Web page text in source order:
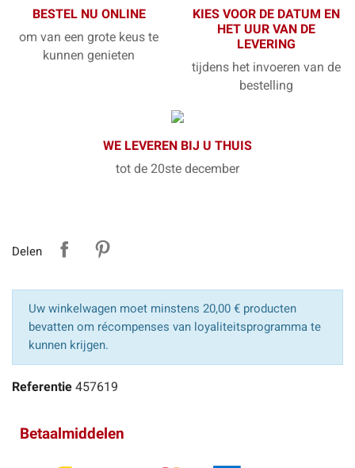
BESTEL NU ONLINE
om van een grote keus te
kunnen genieten
KIES VOOR DE DATUM EN
HET UUR VAN DE
LEVERING
tijdens het invoeren van de
bestelling
WE LEVEREN BIJ U THUIS
tot de 20ste december
Delen
Uw winkelwagen moet minstens 20,00 € producten
bevatten om récompenses van loyaliteitsprogramma te
kunnen krijgen.
Referentie 457619
Betaalmiddelen